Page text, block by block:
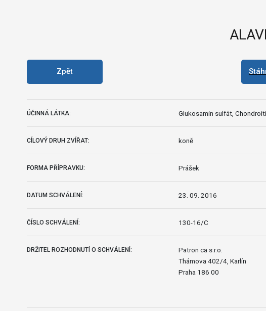
Zpět
ÚČINNÁ LÁTKA: Glukosamin sulfát,
CÍLOVÝ DRUH ZVÍŘAT: koně
FORMA PŘÍPRAVKU: Prášek
DATUM SCHVÁLENÍ: 23. 09. 2016
ČÍSLO SCHVÁLENÍ: 130-16/C
DRŽITEL ROZHODNUTÍ O SCHVÁLENÍ:
Patron ca s.r.o.
Thámova 402/4, Karlín
Praha 186 00